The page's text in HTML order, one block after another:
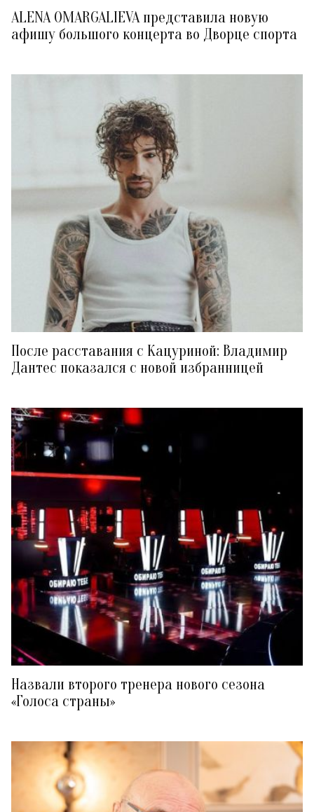
ALENA OMARGALIEVA представила новую
афишу большого концерта во Дворце спорта
После расставания с Кацуриной: Владимир
Дантес показался с новой избранницей
Назвали второго тренера нового сезона
«Голоса страны»